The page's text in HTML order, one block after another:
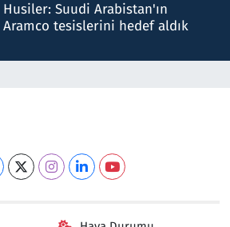
Husiler: Suudi Arabistan'ın
Aramco tesislerini hedef aldık